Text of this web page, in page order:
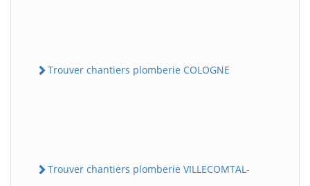
Trouver chantiers plomberie COLOGNE
Trouver chantiers plomberie VILLECOMTAL-